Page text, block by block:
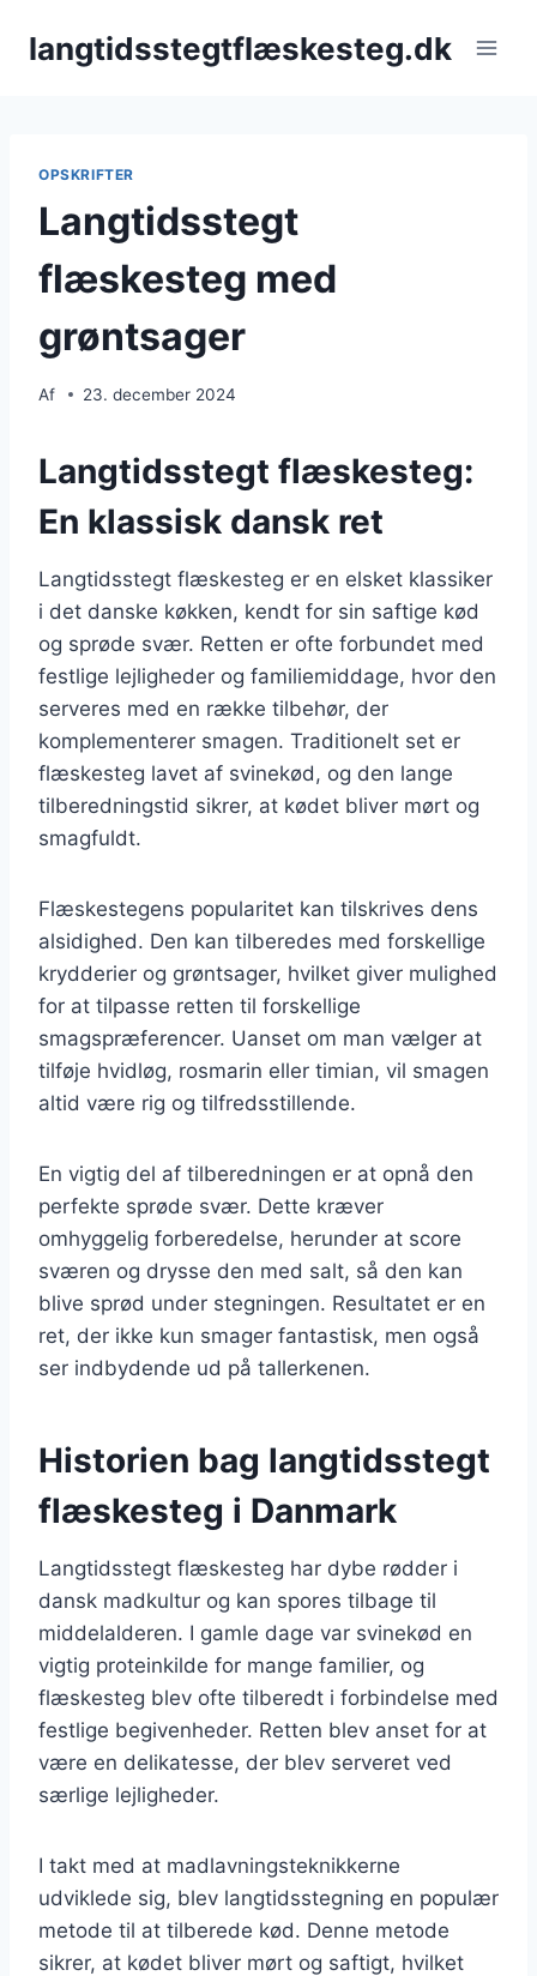
langtidsstegtflæskesteg.dk
OPSKRIFTER
Langtidsstegt
flæskesteg med
grøntsager
Af 23. december 2024
Langtidsstegt flæskesteg:
En klassisk dansk ret
Langtidsstegt flæskesteg er en elsket klassiker
i det danske køkken, kendt for sin saftige kød
og sprøde svær. Retten er ofte forbundet med
festlige lejligheder og familiemiddage, hvor den
serveres med en række tilbehør, der
komplementerer smagen. Traditionelt set er
flæskesteg lavet af svinekød, og den lange
tilberedningstid sikrer, at kødet bliver mørt og
smagfuldt.
Flæskestegens popularitet kan tilskrives dens
alsidighed. Den kan tilberedes med forskellige
krydderier og grøntsager, hvilket giver mulighed
for at tilpasse retten til forskellige
smagspræferencer. Uanset om man vælger at
tilføje hvidløg, rosmarin eller timian, vil smagen
altid være rig og tilfredsstillende.
En vigtig del af tilberedningen er at opnå den
perfekte sprøde svær. Dette kræver
omhyggelig forberedelse, herunder at score
sværen og drysse den med salt, så den kan
blive sprød under stegningen. Resultatet er en
ret, der ikke kun smager fantastisk, men også
ser indbydende ud på tallerkenen.
Historien bag langtidsstegt
flæskesteg i Danmark
Langtidsstegt flæskesteg har dybe rødder i
dansk madkultur og kan spores tilbage til
middelalderen. I gamle dage var svinekød en
vigtig proteinkilde for mange familier, og
flæskesteg blev ofte tilberedt i forbindelse med
festlige begivenheder. Retten blev anset for at
være en delikatesse, der blev serveret ved
særlige lejligheder.
I takt med at madlavningsteknikkerne
udviklede sig, blev langtidsstegning en populær
metode til at tilberede kød. Denne metode
sikrer, at kødet bliver mørt og saftigt, hvilket